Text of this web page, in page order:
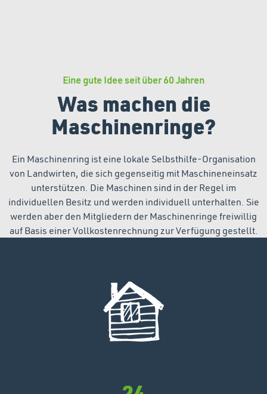
Eine gute Idee seit über 60 Jahren
Was machen die
Maschinenringe?
Ein Maschinenring ist eine lokale Selbsthilfe-Organisation
von Landwirten, die sich gegenseitig mit Maschineneinsatz
unterstützen. Die Maschinen sind in der Regel im
individuellen Besitz und werden individuell unterhalten. Sie
werden aber den Mitgliedern der Maschinenringe freiwillig
auf Basis einer Vollkostenrechnung zur Verfügung gestellt.